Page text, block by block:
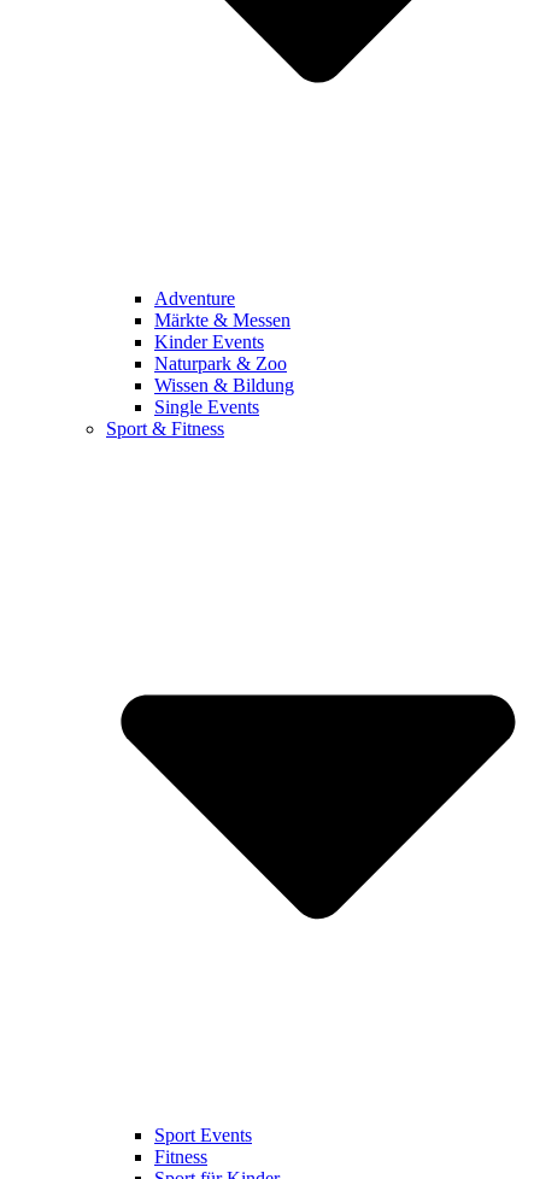
Adventure
Märkte & Messen
Kinder Events
Naturpark & Zoo
Wissen & Bildung
Single Events
Sport & Fitness
Sport Events
Fitness